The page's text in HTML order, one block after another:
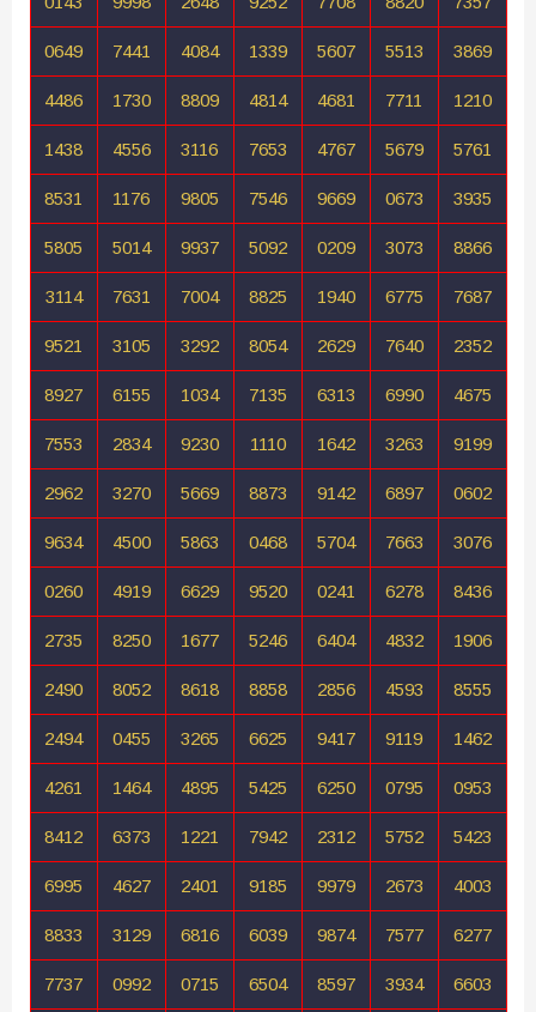
0649 7441 4084 1339 5607 5513 3869
4486 1730 8809 4814 4681 7711 1210
1438 4556 3116 7653 4767 5679 5761
8531 1176 9805 7546 9669 0673 3935
5805 5014 9937 5092 0209 3073 8866
3114 7631 7004 8825 1940 6775 7687
9521 3105 3292 8054 2629 7640 2352
8927 6155 1034 7135 6313 6990 4675
7553 2834 9230 1110 1642 3263 9199
2962 3270 5669 8873 9142 6897 0602
9634 4500 5863 0468 5704 7663 3076
0260 4919 6629 9520 0241 6278 8436
2735 8250 1677 5246 6404 4832 1906
2490 8052 8618 8858 2856 4593 8555
2494 0455 3265 6625 9417 9119 1462
4261 1464 4895 5425 6250 0795 0953
8412 6373 1221 7942 2312 5752 5423
6995 4627 2401 9185 9979 2673 4003
8833 3129 6816 6039 9874 7577 6277
7737 0992 0715 6504 8597 3934 6603